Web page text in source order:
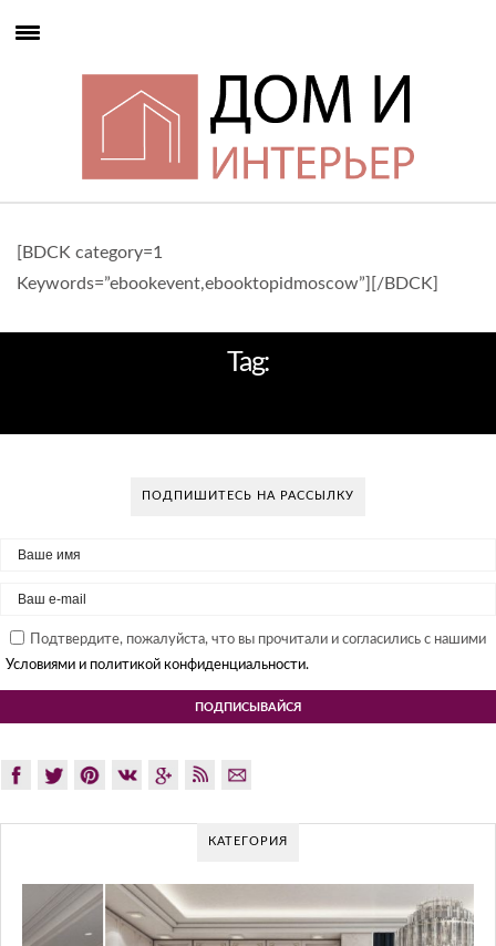
[BDCK category=1
Keywords=”ebookevent,ebooktopidmoscow”][/BDCK]
Tag:
ПОДПИШИТЕСЬ НА РАССЫЛКУ
Подтвердите, пожалуйста, что вы прочитали и согласились с нашими
Условиями и политикой конфиденциальности.
КАТЕГОРИЯ